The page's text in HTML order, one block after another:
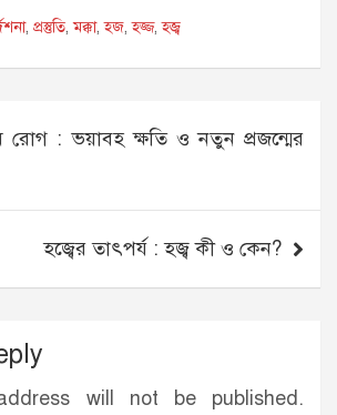
, প্রস্তুতি,মক্কা,হজ,হজ্জ,হজ্ব
রোগ : ভয়াবহ ক্ষতি ও নতুন প্রজন্মের
হজ্বের তাৎপর্য : হজ্ব কী ও কেন?
will not be published.